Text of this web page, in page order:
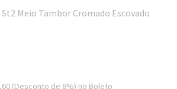
Meio Tambor Cromado Escovado
(Desconto de 8%) no Boleto